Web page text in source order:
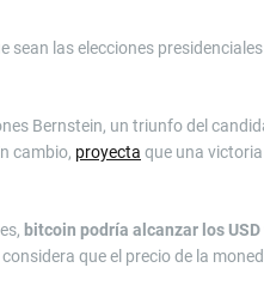
sean las elecciones
Bernstein, un triunfo del
cambio, proyecta que una
bitcoin podría alcanzar los
que el precio de la